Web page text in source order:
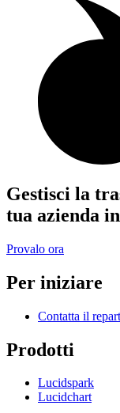
Gestisci la
tua azienda
Provalo ora
Per iniziare
Contatta il
Prodotti
Lucidspark
Lucidchart